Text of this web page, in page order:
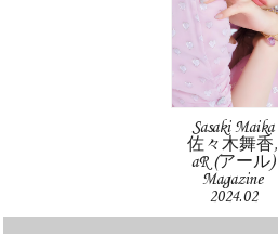
Sasaki Maika
佐々木舞香,
aR (アール)
Magazine
2024.02